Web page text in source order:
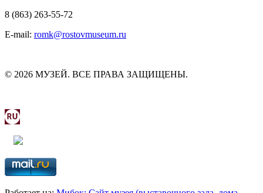
8 (863) 263-55-72
E-mail: romk@rostovmuseum.ru
© 2026 МУЗЕЙ. ВСЕ ПРАВА ЗАЩИЩЕНЫ.